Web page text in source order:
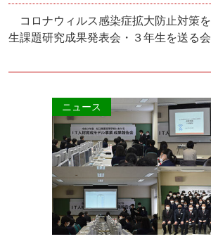
コロナウィルス感染症拡大防止対策
生課題研究成果発表会・３年生を送る
ニュース